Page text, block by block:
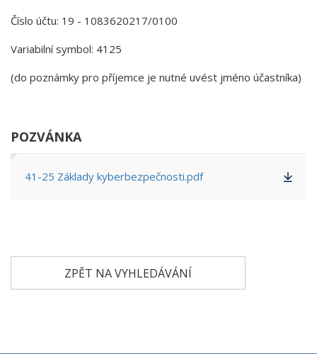
Číslo účtu: 19 - 1083620217/0100
Variabilní symbol: 4125
(do poznámky pro příjemce je nutné uvést jméno účastníka)
POZVÁNKA
41-25 Základy kyberbezpečnosti.pdf
ZPĚT NA VYHLEDÁVÁNÍ